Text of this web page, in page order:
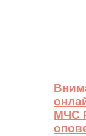
МЧС